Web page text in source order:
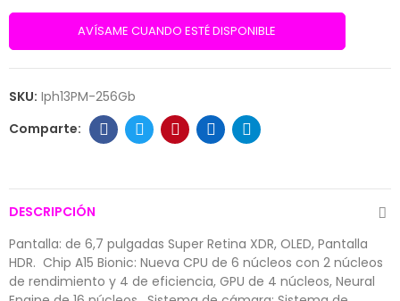
AVÍSAME CUANDO ESTÉ DISPONIBLE
SKU: Iph13PM-256Gb
DESCRIPCIÓN
Pantalla: de 6,7 pulgadas Super Retina XDR, OLED, Pantalla
HDR.  Chip A15 Bionic: Nueva CPU de 6 núcleos con 2 núcleos
de rendimiento y 4 de eficiencia, GPU de 4 núcleos, Neural